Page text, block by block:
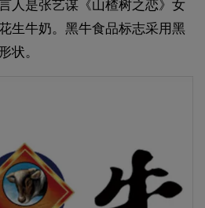
人是张艺谋《山楂树之恋》女
生牛奶。黑牛食品标志采用黑
状。